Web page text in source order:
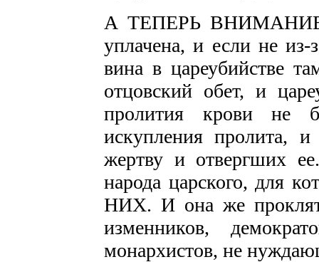
А ТЕПЕРЬ ВНИМАНИЕ:
уплачена, и если не
вина в цареубийстве
отцовский обет, и
пролития крови не
искупления пролита,
жертву и отвергших
народа царского, для
НИХ. И она же
изменников,
монархистов, не